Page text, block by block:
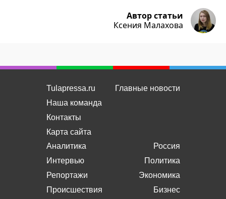
Автор статьи
Ксения Малахова
Tulapressa.ru
Наша команда
Контакты
Карта сайта
Главные новости
Аналитика
Интервью
Репортажи
Происшествия
Россия
Политика
Экономика
Бизнес